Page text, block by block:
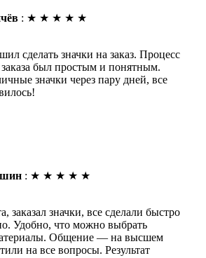
: ★ ★ ★ ★ ★
сделать значки на заказ. Процесс
был простым и понятным.
значки через пару дней, все
: ★ ★ ★ ★ ★
заказал значки, все сделали быстро
Удобно, что можно выбрать
Общение — на высшем
на все вопросы. Результат